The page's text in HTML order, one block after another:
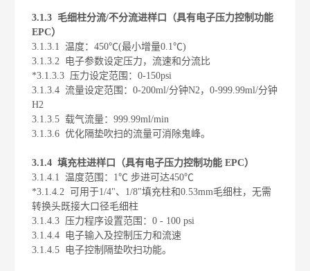
3.1.3 毛细柱分流/不分流进样口（具有电子压力控制功能
EPC）
3.1.3.1
温度：450℃(最小增量0.1℃)
3.1.3.2 电子参数设定压力，流速和分流比
*3.1.3.3 压力设定范围：0-150psi
3.1.3.4 流量设定范围：0-200ml/分钟N2，0-999.99ml/分钟
H2
3.1.3.5 载气流量：999.99ml/min
3.1.3.6 优化隔垫吹扫的流量可消除鬼峰。
3.1.4 填充柱进样口（具有电子压力控制功能 EPC）
3.1.4.1
温度范围： 1℃ 步进可达450℃
*3.1.4.2
可用于1/4"、 1/8"填充柱和0.53mm毛细柱，无需
转换头既接大口径毛细柱
3.1.4.3 压力程序设置范围：0 - 100 psi
3.1.4.4 电子输入及控制压力和流速
3.1.4.5 电子控制隔垫吹扫功能。